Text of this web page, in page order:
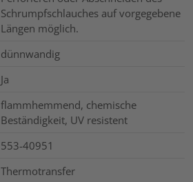
Schrumpfschlauches auf vorgegebene
Längen möglich.
dünnwandig
Ja
flammhemmend, chemische
Beständigkeit, UV resistent
553-40951
Thermotransfer